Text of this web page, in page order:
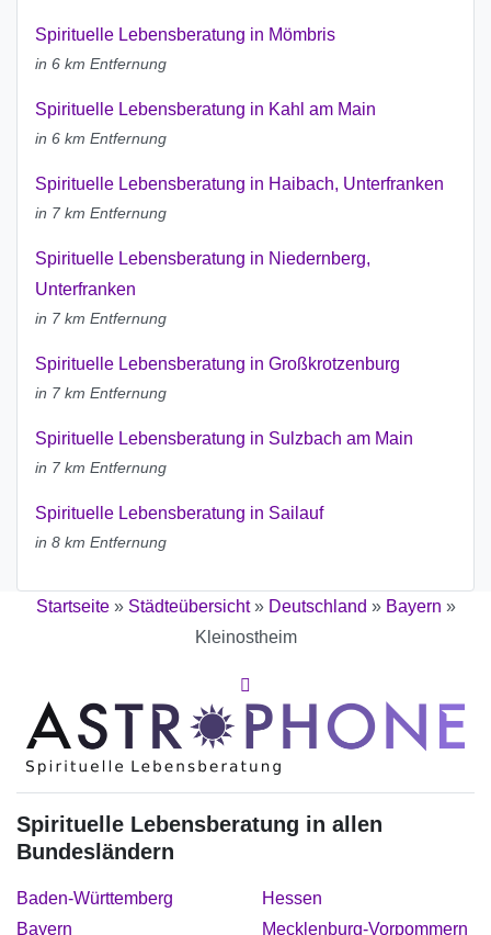
Spirituelle Lebensberatung in Mömbris
in 6 km Entfernung
Spirituelle Lebensberatung in Kahl am Main
in 6 km Entfernung
Spirituelle Lebensberatung in Haibach, Unterfranken
in 7 km Entfernung
Spirituelle Lebensberatung in Niedernberg,
Unterfranken
in 7 km Entfernung
Spirituelle Lebensberatung in Großkrotzenburg
in 7 km Entfernung
Spirituelle Lebensberatung in Sulzbach am Main
in 7 km Entfernung
Spirituelle Lebensberatung in Sailauf
in 8 km Entfernung
Startseite» Städteübersicht» Deutschland » Bayern »
Kleinostheim
Spirituelle Lebensberatung in allen
Bundesländern
Baden-Württemberg
Bayern
Hessen
Mecklenburg-Vorpommern